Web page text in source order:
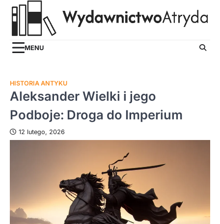
Skip
MENU
HISTORIA ANTYKU
Aleksander Wielki i jego
Podboje: Droga do Imperium
12 lutego, 2026